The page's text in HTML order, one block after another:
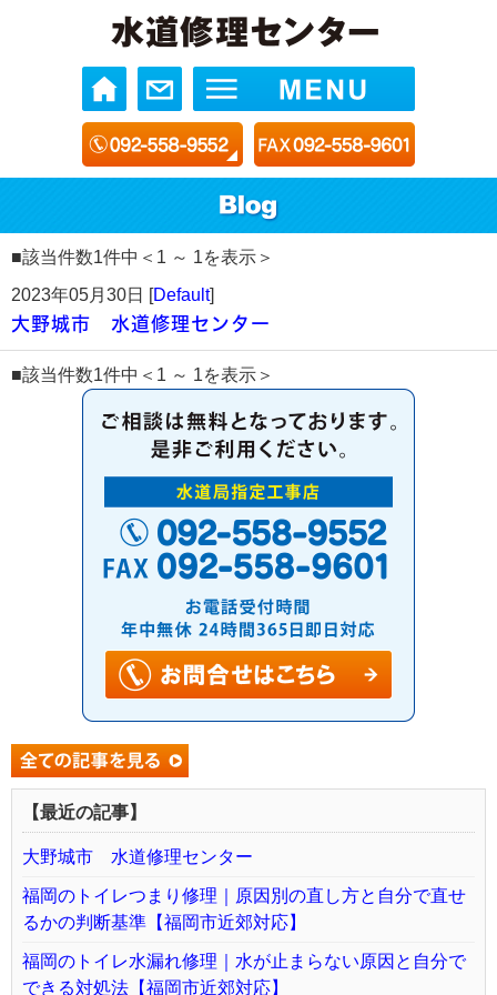
■該当件数1件中＜1 ～ 1を表示＞
2023年05月30日 [Default]
大野城市 水道修理センター
■該当件数1件中＜1 ～ 1を表示＞
【最近の記事】
大野城市 水道修理センター
福岡のトイレつまり修理｜原因別の直し方と自分で直せ
るかの判断基準【福岡市近郊対応】
福岡のトイレ水漏れ修理｜水が止まらない原因と自分で
できる対処法【福岡市近郊対応】